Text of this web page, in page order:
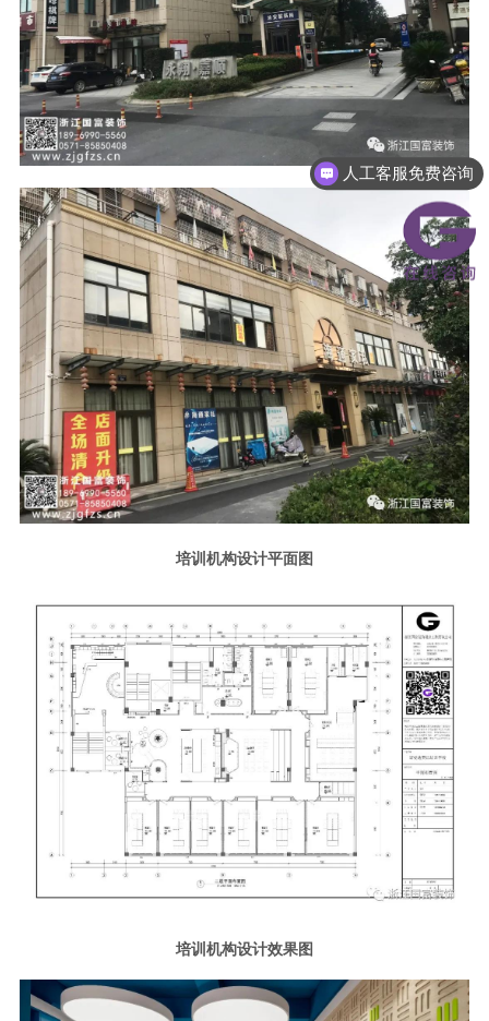
培训机构设计平面图
培训机构设计效果图
人工客服免费咨询
人工客服免费咨询